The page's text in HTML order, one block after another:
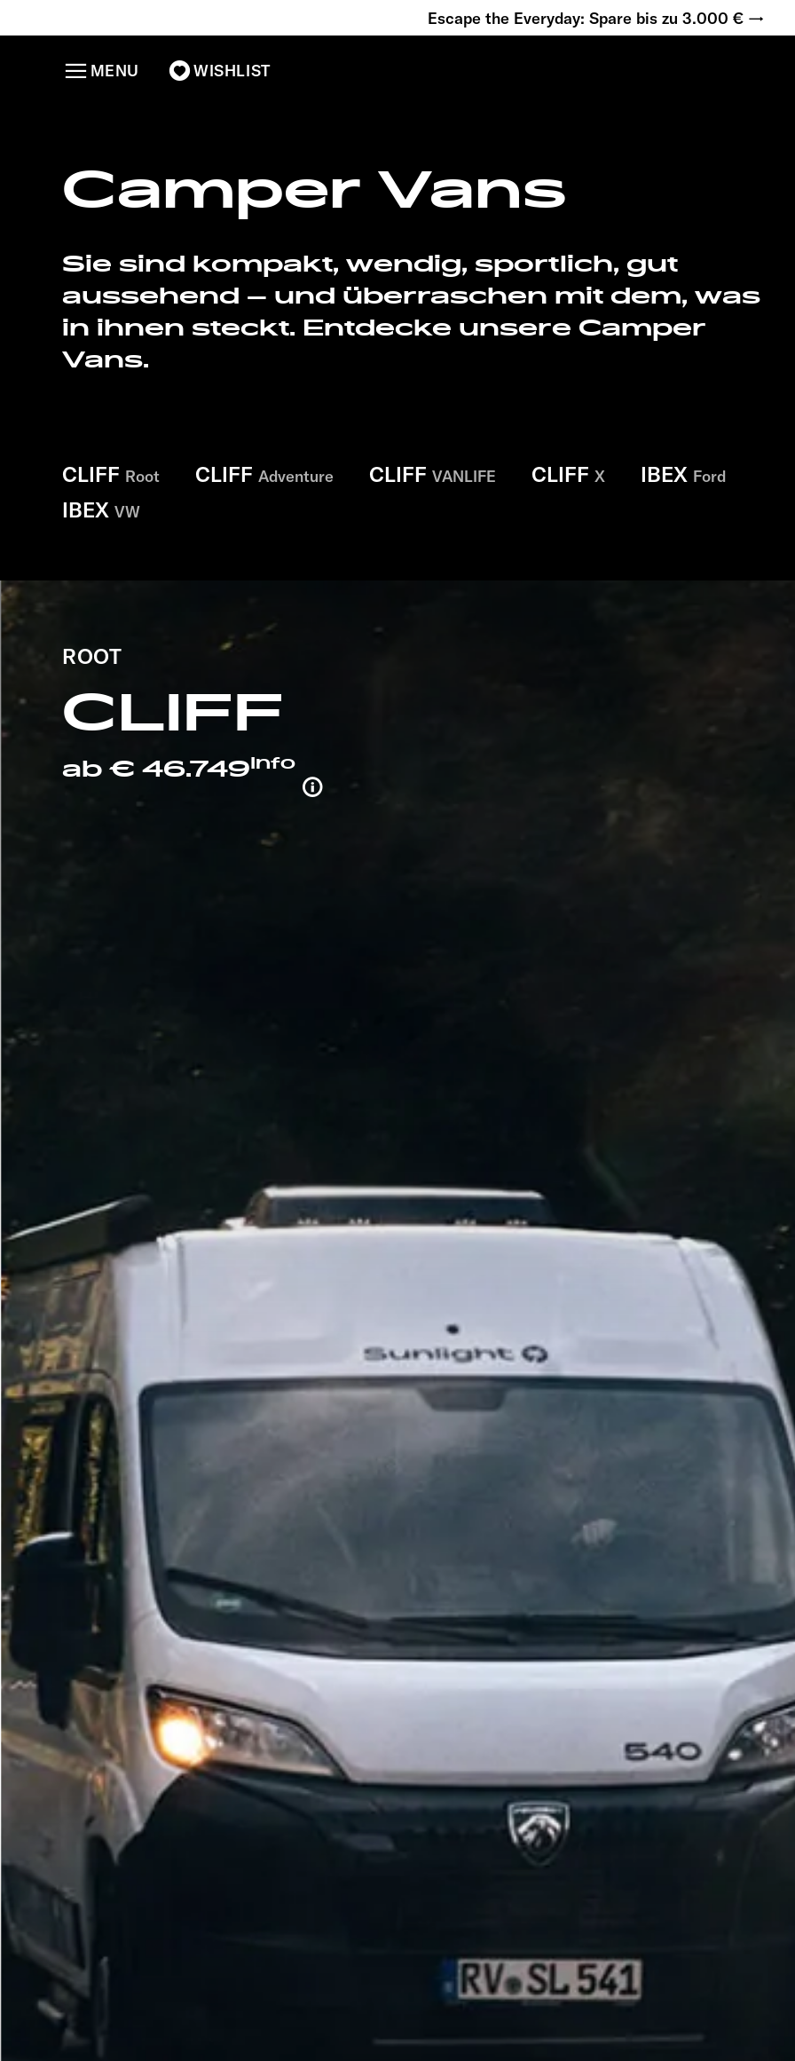
Escape the Everyday: Spare bis zu 3.000 € →
WISHLIST
MENU
Camper Vans
Sie sind kompakt, wendig, sportlich, gut
aussehend – und überraschen mit dem, was
in ihnen steckt. Entdecke unsere Camper
Vans.
CLIFF Root CLIFF Adventure CLIFF VANLIFE CLIFF X IBEX Ford
IBEX VW
CLIFF
ROOT
ab € 46.749Info